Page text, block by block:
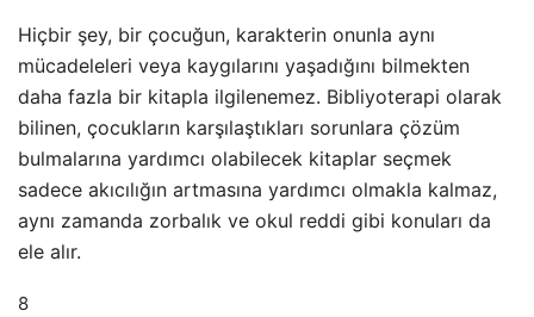
Hiçbir şey, bir çocuğun, karakterin onunla aynı
mücadeleleri veya kaygılarını yaşadığını bilmekten
daha fazla bir kitapla ilgilenemez. Bibliyoterapi olarak
bilinen, çocukların karşılaştıkları sorunlara çözüm
bulmalarına yardımcı olabilecek kitaplar seçmek
sadece akıcılığın artmasına yardımcı olmakla kalmaz,
aynı zamanda zorbalık ve okul reddi gibi konuları da
ele alır.
8